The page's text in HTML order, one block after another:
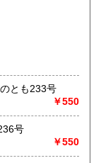
385円
385円
とも233号
￥550
号
￥550